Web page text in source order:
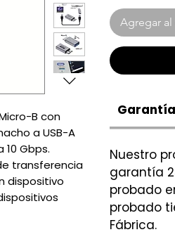
B con
a USB-A
Gbps.
transferencia
dispositivo
Agregar al
Garantía
Nuestro
garantía
probado
probado
Fábrica.